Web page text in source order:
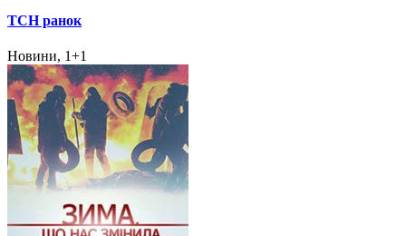
ТСН ранок
Новини, 1+1